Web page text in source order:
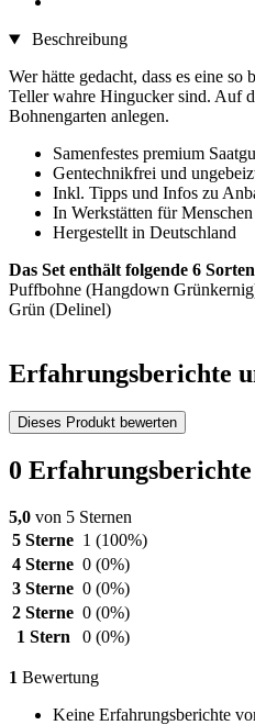
Beschreibung
Wer hätte gedacht, dass es eine
Teller wahre Hingucker sind. Auf
Bohnengarten anlegen.
Samenfestes premium
Gentechnikfrei und
Inkl. Tipps und Infos zu
In Werkstätten für
Hergestellt in Deutschland
Das Set enthält folgende 6
Puffbohne (Hangdown
Grün (Delinel)
Erfahrungsberichte
Dieses Produkt bewerten
0
5,0 von 5 Sternen
5 Sterne 1 (100%)
4 Sterne 0 (0%)
3 Sterne 0 (0%)
2 Sterne 0 (0%)
1 Stern
0 (0%)
1 Bewertung
Keine Erfahrungsberichte